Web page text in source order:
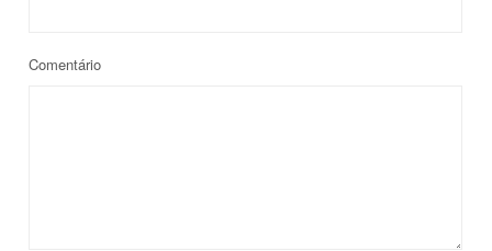
Comentário